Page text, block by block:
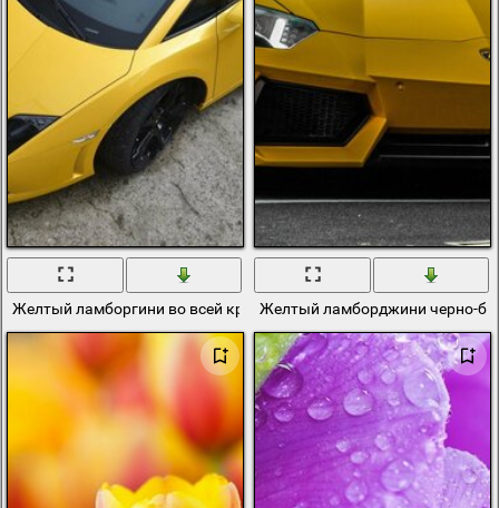
Желтый ламборгини во всей красеЖелтый ламборджини черно-